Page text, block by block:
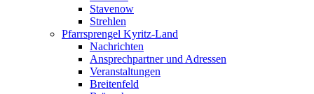
Stavenow
Strehlen
Pfarrsprengel Kyritz-Land
Nachrichten
Ansprechpartner und Adressen
Veranstaltungen
Breitenfeld